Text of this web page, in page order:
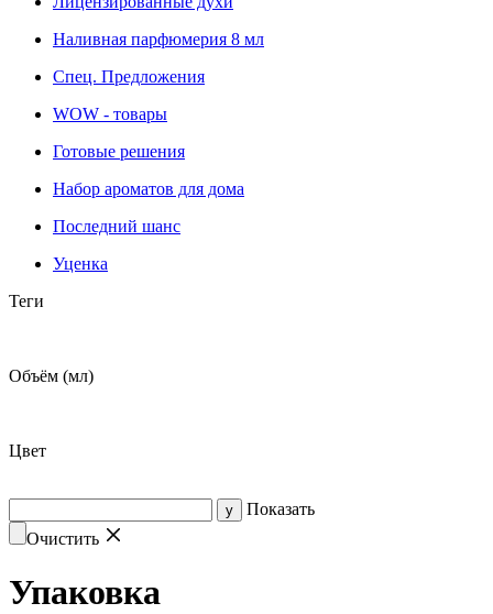
Наливная парфюмерия 8 мл
Cпец. Предложения
WOW - товары
Готовые решения
Набор ароматов для дома
Последний шанс
Уценка
Теги
Объём (мл)
Цвет
Показать
Очистить
Упаковка